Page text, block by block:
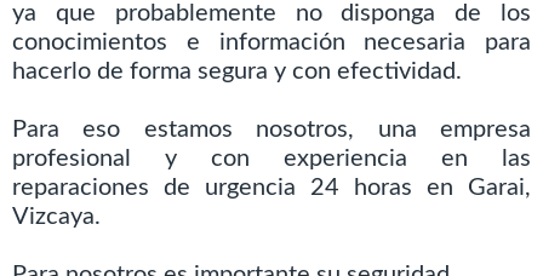
ya que probablemente no disponga de los
conocimientos e información necesaria para
hacerlo de forma segura y con efectividad.
Para eso estamos nosotros, una empresa
profesional y con experiencia en las
reparaciones de urgencia 24 horas en Garai,
Vizcaya.